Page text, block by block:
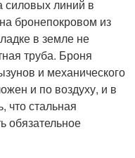
силовых линий в
бронепокровом из
в земле не
труба. Броня
и механического
и по воздуху, и в
что стальная
обязательное